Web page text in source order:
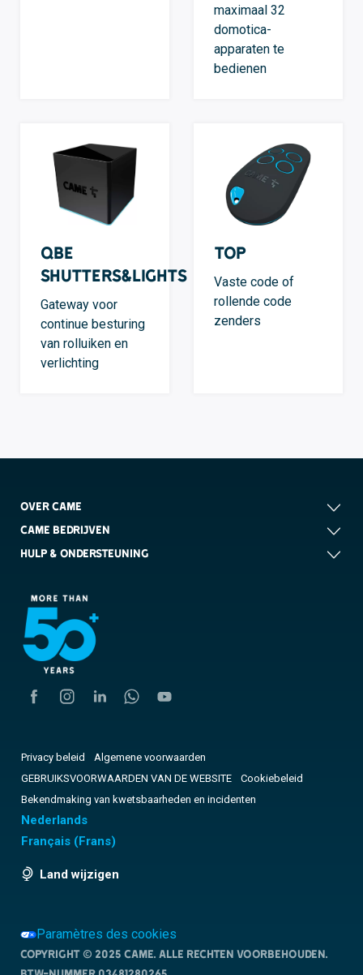
maximaal 32
domotica-
apparaten te
bedienen
QBE
Shutters&Lights
Gateway voor
continue besturing
van rolluiken en
verlichting
TOP
Vaste code of
rollende code
zenders
OVER CAME
CAME BEDRIJVEN
HULP & ONDERSTEUNING
Privacy beleid
Algemene voorwaarden
GEBRUIKSVOORWAARDEN VAN DE WEBSITE
Cookiebeleid
Bekendmaking van kwetsbaarheden en incidenten
Nederlands
Français (Frans)
Land wijzigen
Paramètres des cookies
Copyright © 2025 CAME. Alle rechten voorbehouden.